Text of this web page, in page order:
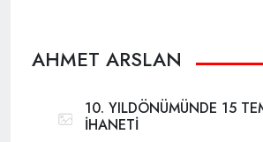
AHMET ARSLAN
10. YILDÖNÜMÜNDE 15
İHANETİ